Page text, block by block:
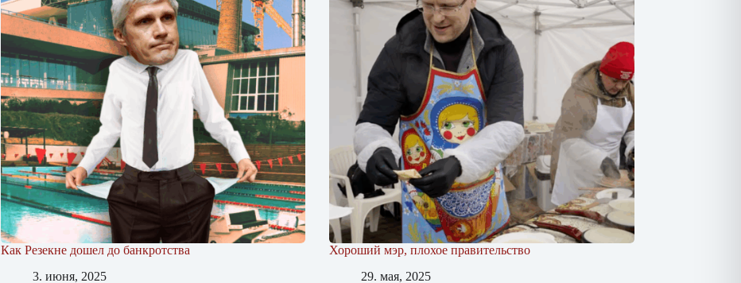
Как Резекне дошел до банкротства
3. июня, 2025
Хороший мэр, плохое правительство
29. мая, 2025